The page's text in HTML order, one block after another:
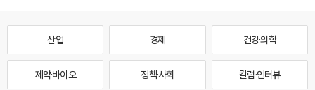
산업 경제 건강·의학
제약·바이오 정책·사회 칼럼·인터뷰